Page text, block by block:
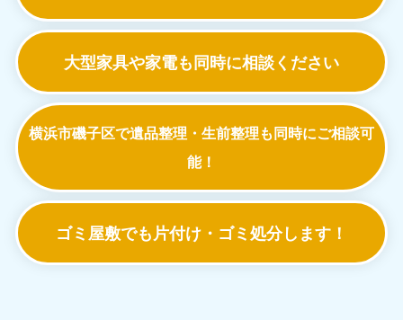
大型家具や家電も同時に相談ください
横浜市磯子区で遺品整理・生前整理も同時にご相談可
能！
ゴミ屋敷でも 片付け・ゴミ処分します！